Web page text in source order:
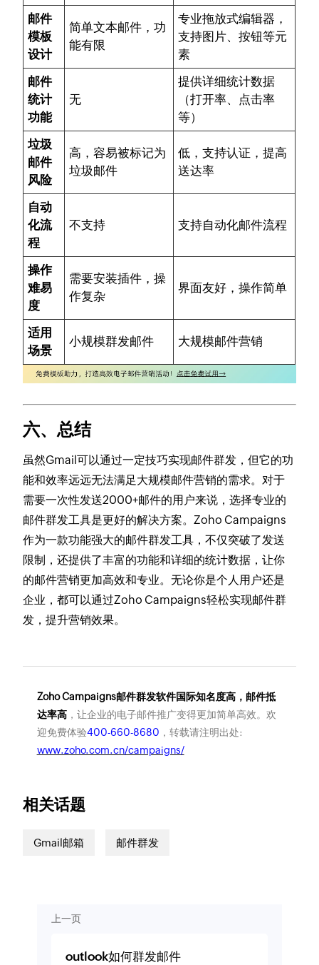
邮件
模板
设计
简单文本邮件，功
能有限
专业拖放式编辑器，
支持图片、按钮等元
素
邮件
统计
功能
无
提供详细统计数据
（打开率、点击率
等）
垃圾
邮件
风险
高，容易被标记为
垃圾邮件
低，支持认证，提高
送达率
自动
化流
程
不支持 支持自动化邮件流程
操作
难易
度
需要安装插件，操
作复杂
界面友好，操作简单
适用
场景
小规模群发邮件 大规模邮件营销
六、总结
虽然Gmail可以通过一定技巧实现邮件群发，但它的功
能和效率远远无法满足大规模邮件营销的需求。对于
需要一次性发送2000+邮件的用户来说，选择专业的
邮件群发工具是更好的解决方案。Zoho Campaigns
作为一款功能强大的邮件群发工具，不仅突破了发送
限制，还提供了丰富的功能和详细的统计数据，让你
的邮件营销更加高效和专业。无论你是个人用户还是
企业，都可以通过Zoho Campaigns轻松实现邮件群
发，提升营销效果。
Zoho Campaigns邮件群发软件国际知名度高，邮件抵
达率高，让企业的电子邮件推广变得更加简单高效。欢
迎免费体验400-660-8680 ，转载请注明出处:
www.zoho.com.cn/campaigns/
相关话题
Gmail邮箱 邮件群发
上一页
outlook如何群发邮件